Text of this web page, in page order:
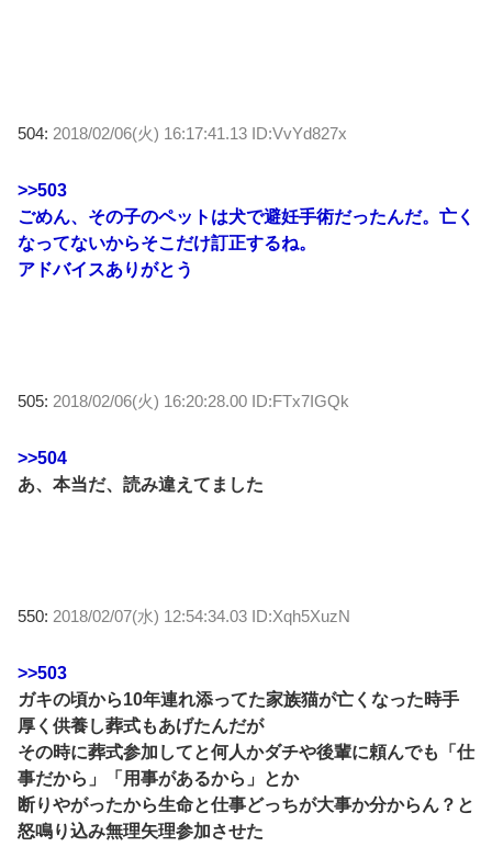
504: 2018/02/06(火) 16:17:41.13 ID:VvYd827x
>>503
ごめん、その子のペットは犬で避妊手術だったんだ。亡く
なってないからそこだけ訂正するね。
アドバイスありがとう
505: 2018/02/06(火) 16:20:28.00 ID:FTx7IGQk
>>504
あ、本当だ、読み違えてました
550: 2018/02/07(水) 12:54:34.03 ID:Xqh5XuzN
>>503
ガキの頃から10年連れ添ってた家族猫が亡くなった時手
厚く供養し葬式もあげたんだが
その時に葬式参加してと何人かダチや後輩に頼んでも「仕
事だから」「用事があるから」とか
断りやがったから生命と仕事どっちが大事か分からん？と
怒鳴り込み無理矢理参加させた